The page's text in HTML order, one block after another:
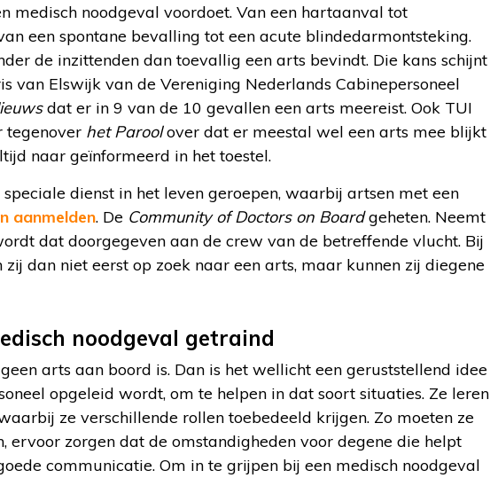
medisch noodgeval voordoet. Van een hartaanval tot
een spontane bevalling tot een acute blindedarmontsteking.
de inzittenden dan toevallig een arts bevindt. Die kans schijnt
van Elswijk van de Vereniging Nederlands Cabinepersoneel
dat er in 9 van de 10 gevallen een arts meereist. Ook TUI
tegenover het Paroolover dat er meestal wel een arts mee blijkt
naar geïnformeerd in het toestel.
dienst in het leven geroepen, waarbij artsen met een
aanmelden. De Community of Doctors on Boardgeheten. Neemt
dat doorgegeven aan de crew van de betreffende vlucht. Bij
dan niet eerst op zoek naar een arts, maar kunnen zij diegene
noodgeval getraind
arts aan boord is. Dan is het wellicht een geruststellend idee
opgeleid wordt, om te helpen in dat soort situaties. Ze leren
ze verschillende rollen toebedeeld krijgen. Zo moeten ze
ervoor zorgen dat de omstandigheden voor degene die helpt
communicatie. Om in te grijpen bij een medisch noodgeval